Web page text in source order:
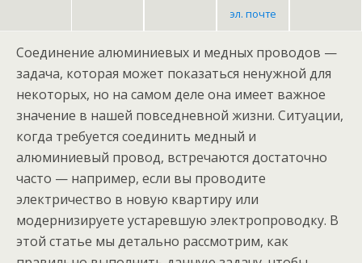
эл. почте
Соединение алюминиевых и медных проводов —
задача, которая может показаться ненужной для
некоторых, но на самом деле она имеет важное
значение в нашей повседневной жизни. Ситуации,
когда требуется соединить медный и
алюминиевый провод, встречаются достаточно
часто — например, если вы проводите
электричество в новую квартиру или
модернизируете устаревшую электропроводку. В
этой статье мы детально рассмотрим, как